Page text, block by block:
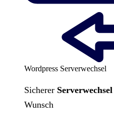
Wordpress Serverwechsel
Sicherer Serverwechsel
Wunsch